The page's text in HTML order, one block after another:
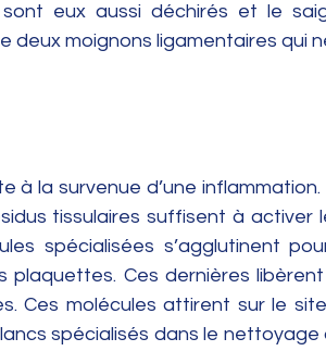
eux aussi déchirés et le
deux moignons ligamentaires qui
à la survenue d’une inflammation.
tissulaires suffisent à activer
spécialisées s’agglutinent
plaquettes. Ces dernières
Ces molécules attirent sur le
spécialisés dans le